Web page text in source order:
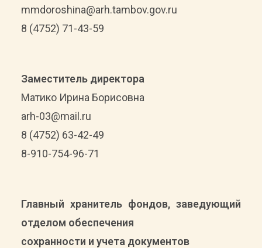
mmdoroshina@arh.tambov.gov.ru
8 (4752) 71-43-59
Заместитель директора
Матико Ирина Борисовна
arh-03@mail.ru
8 (4752) 63-42-49
8-910-754-96-71
Главный хранитель фондов, заведующий
отделом обеспечения
сохранности и учета документов